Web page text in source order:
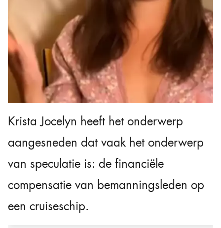
Krista Jocelyn heeft het onderwerp
aangesneden dat vaak het onderwerp
van speculatie is: de financiële
compensatie van bemanningsleden op
een cruiseschip.